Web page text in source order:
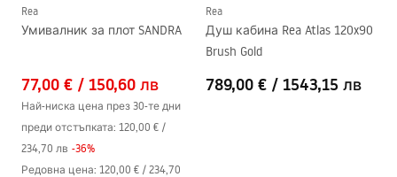
Rea
Умивалник за плот SANDRA
77,00 € / 150,60 лв
Най-ниска цена през 30-те дни
преди отстъпката: 120,00 € /
234,70 лв -36%
Редовна цена: 120,00 € / 234,70
Rea
Душ кабина Rea Atlas 120x90
Brush Gold
789,00 € / 1543,15 лв